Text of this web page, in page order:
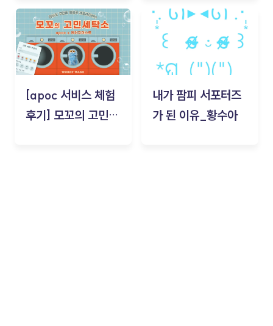
김태현
[apoc 서비스 체험
후기] 모꼬의 고민세
내가 팜피 서포터즈
가 된 이유_황수아